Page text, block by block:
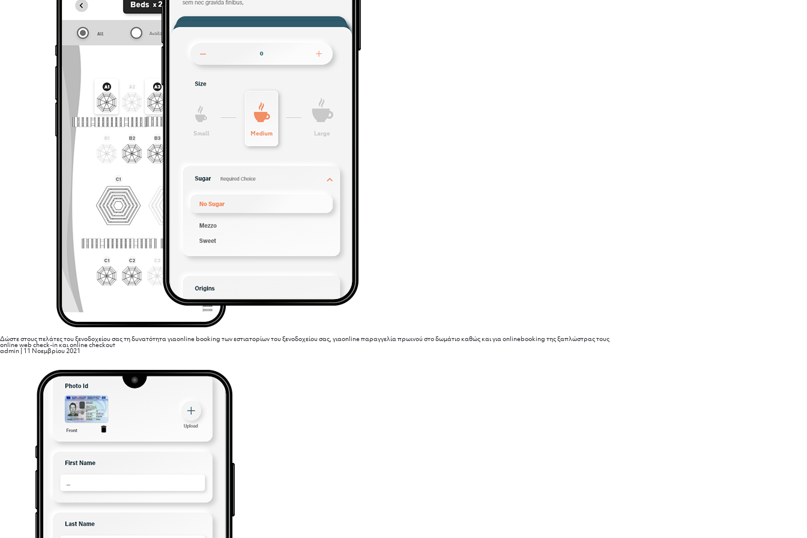
Δώστε στους πελάτες του ξενοδοχείου σας τη δυνατότητα γιαonline booking των εστιατορίων του ξενοδοχείου σας, γιαonline παραγγελία πρωινού στο δωμάτιο καθώς και για onlinebooking της ξαπλώστρας τους
οnline web check-in και online checkout
admin
11 Νοεμβρίου 2021